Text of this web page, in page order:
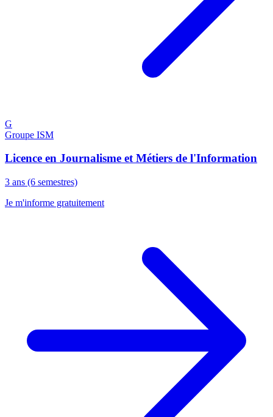
G
Groupe ISM
Licence en Journalisme et Métiers de l'Information
3 ans (6 semestres)
Je m'informe gratuitement